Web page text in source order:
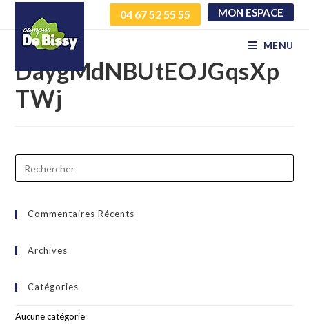
04 67 52 55 55 MON ESPACE
MENU
RecAEAOSIlLpLdkS
DaygMdNBUtEOJGqsXp
TWj
Commentaires Récents
Archives
Catégories
Aucune catégorie